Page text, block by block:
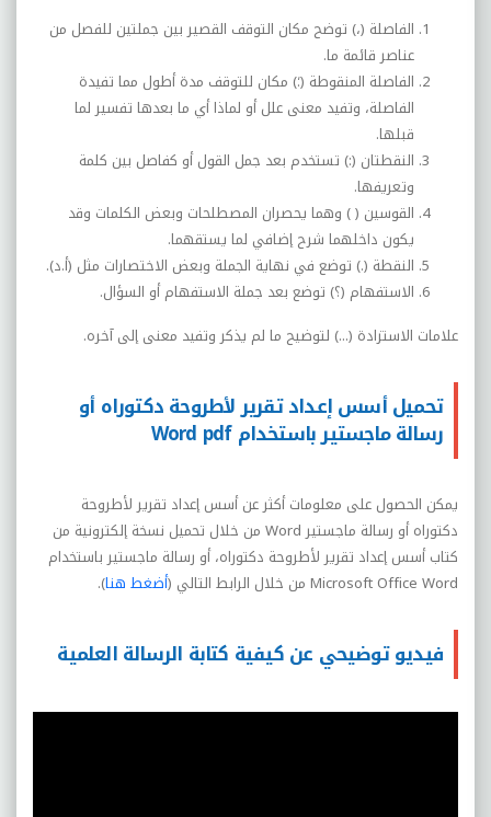
الفاصلة (،) توضح مكان التوقف القصير بين جملتين للفصل من
عناصر قائمة ما.
الفاصلة المنقوطة (؛) مكان للتوقف مدة أطول مما تفيدة
الفاصلة، وتفيد معنى علل أو لماذا أي ما بعدها تفسير لما
قبلها.
النقطتان (:) تستخدم بعد جمل القول أو كفاصل بين كلمة
وتعريفها.
القوسين ( ) وهما يحصران المصطلحات وبعض الكلمات وقد
يكون داخلهما شرح إضافي لما يستقهما.
النقطة (.) توضع في نهاية الجملة وبعض الاختصارات مثل (أ.د).
الاستفهام (؟) توضع بعد جملة الاستفهام أو السؤال.
علامات الاستزادة (...) لتوضيح ما لم يذكر وتفيد معنى إلى آخره.
تحميل أسس إعداد تقرير لأطروحة دكتوراه أو
رسالة ماجستير باستخدام Word pdf
يمكن الحصول على معلومات أكثر عن أسس إعداد تقرير لأطروحة
دكتوراه أو رسالة ماجستير Word من خلال تحميل نسخة إلكترونية من
كتاب أسس إعداد تقرير لأطروحة دكتوراه، أو رسالة ماجستير باستخدام
Microsoft Office Word من خلال الرابط التالي (أضغط هنا).
فيديو توضيحي عن كيفية كتابة الرسالة العلمية